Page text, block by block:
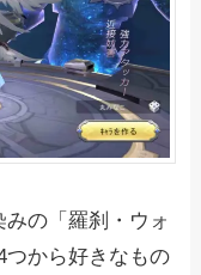
の「羅刹・ウォ
つから好きなもの